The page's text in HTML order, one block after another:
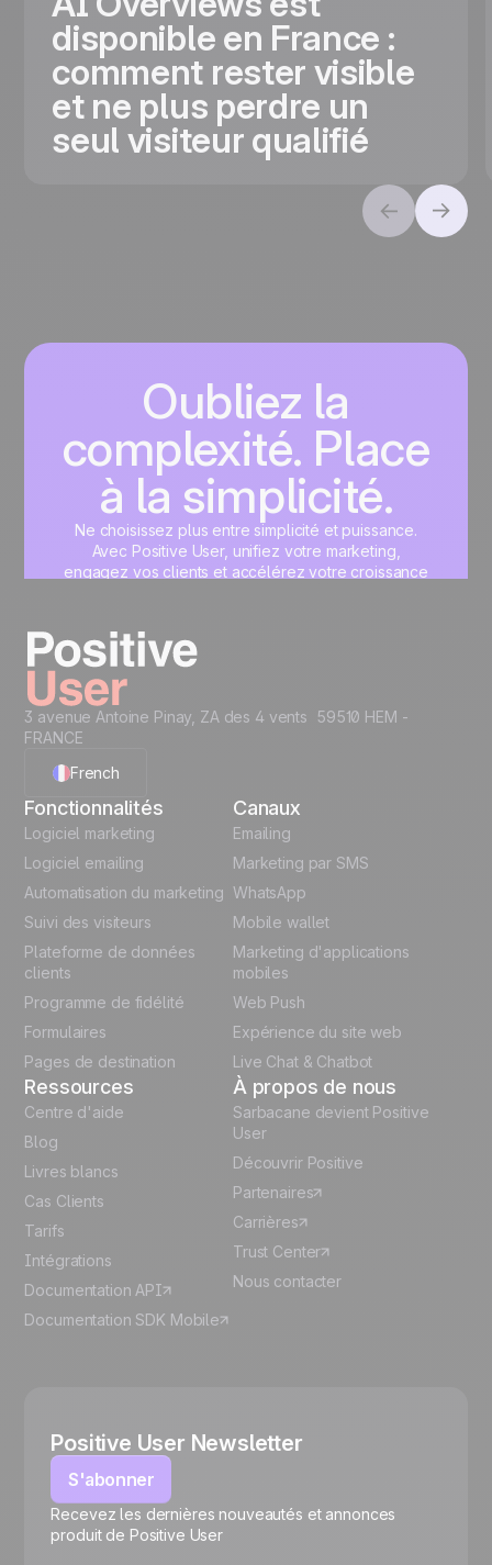
🍪
disponible en France :
comment rester visible
et ne plus perdre un
seul visiteur qualifié
Oubliez la
complexité. Place
à la simplicité.
Ne choisissez plus entre simplicité et puissance.
Avec Positive User, unifiez votre marketing,
engagez vos clients et accélérez votre croissance
Commencez maintenant
3 avenue Antoine Pinay, ZA des 4 vents 59510 HEM -
FRANCE
French
English
German
Italian
Fonctionnalités
Logiciel marketing
Logiciel emailing
Automatisation du marketing
Suivi des visiteurs
Plateforme de données
clients
Programme de fidélité
Formulaires
Pages de destination
Canaux
Emailing
Marketing par SMS
WhatsApp
Mobile wallet
Marketing d'applications
mobiles
Web Push
Expérience du site web
Live Chat & Chatbot
Ressources
Centre d'aide
Blog
Livres blancs
Cas Clients
Tarifs
Intégrations
Documentation API
Documentation SDK Mobile
À propos de nous
Sarbacane devient Positive
User
Découvrir Positive
Partenaires
Carrières
Trust Center
Nous contacter
Positive User Newsletter
S'abonner
Recevez les dernières nouveautés et annonces
produit de Positive User